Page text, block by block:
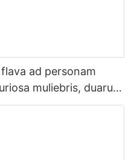
ad personam
muliebris, duarum
muliebris.